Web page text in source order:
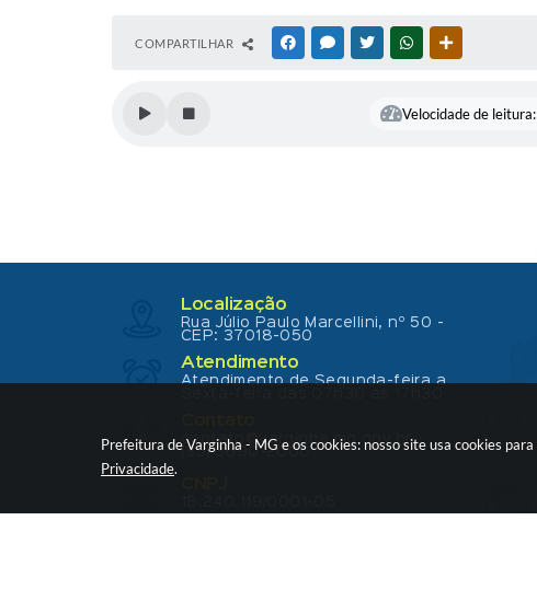
Prefeitura de Varginha - MG e os cookies: nosso site usa cookies
Privacidade.
COMPARTILHAR FACEBOOKMESSENGER
TWITTERWHATSAPP
Velocidade de leitura:
Localização
Rua Júlio Paulo Marcellini, nº 50 -
CEP: 37018-050
Atendimento
Atendimento de Segunda-feira a
contato@varginha.mg.gov.br
(35) 3690-2000